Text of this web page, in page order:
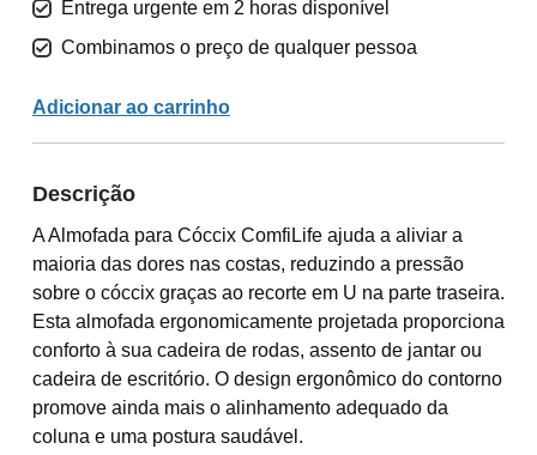
Entrega urgente em 2 horas disponível
Combinamos o preço de qualquer pessoa
Adicionar ao carrinho
Descrição
A Almofada para Cóccix ComfiLife ajuda a aliviar a
maioria das dores nas costas, reduzindo a pressão
sobre o cóccix graças ao recorte em U na parte traseira.
Esta almofada ergonomicamente projetada proporciona
conforto à sua cadeira de rodas, assento de jantar ou
cadeira de escritório. O design ergonômico do contorno
promove ainda mais o alinhamento adequado da
coluna e uma postura saudável.